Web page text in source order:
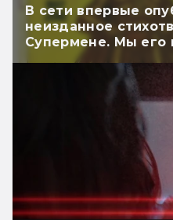
В сети впервые
неизданное
Супермене. Мы его